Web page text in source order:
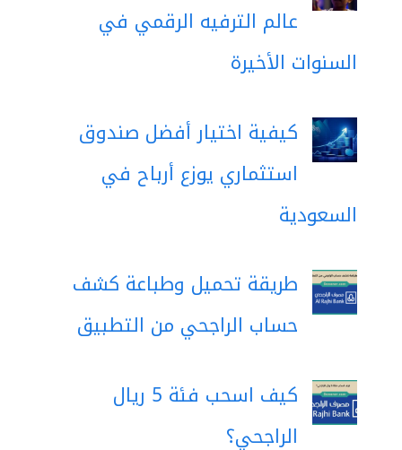
عالم الترفيه الرقمي في
السنوات الأخيرة
كيفية اختيار أفضل صندوق
استثماري يوزع أرباح في
السعودية
طريقة تحميل وطباعة كشف
حساب الراجحي من التطبيق
كيف اسحب فئة 5 ريال
الراجحي؟